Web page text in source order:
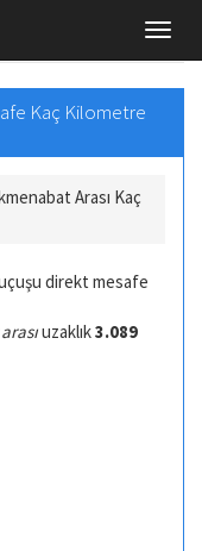
Kaç Kilometre
Arası Kaç
direkt mesafe
uzaklık3.089